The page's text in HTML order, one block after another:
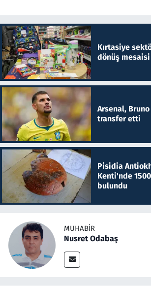
Kırtasiye
dönüş mesaisi
Arsenal,
transfer etti
Pisidia
Kenti'nde
bulundu
MUHABIR
Nusret Odabaş